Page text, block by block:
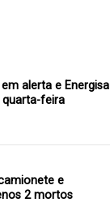
alerta e Energisa
feira
e
2 mortos